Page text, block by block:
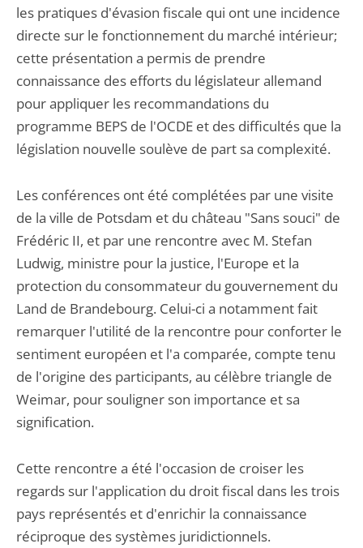
les pratiques d'évasion fiscale qui ont une incidence
directe sur le fonctionnement du marché intérieur;
cette présentation a permis de prendre
connaissance des efforts du législateur allemand
pour appliquer les recommandations du
programme BEPS de l'OCDE et des difficultés que la
législation nouvelle soulève de part sa complexité.
Les conférences ont été complétées par une visite
de la ville de Potsdam et du château "Sans souci" de
Frédéric II, et par une rencontre avec M. Stefan
Ludwig, ministre pour la justice, l'Europe et la
protection du consommateur du gouvernement du
Land de Brandebourg. Celui-ci a notamment fait
remarquer l'utilité de la rencontre pour conforter le
sentiment européen et l'a comparée, compte tenu
de l'origine des participants, au célèbre triangle de
Weimar, pour souligner son importance et sa
signification.
Cette rencontre a été l'occasion de croiser les
regards sur l'application du droit fiscal dans les trois
pays représentés et d'enrichir la connaissance
réciproque des systèmes juridictionnels.